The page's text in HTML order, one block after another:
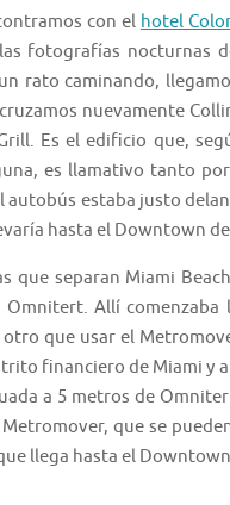
con el hotel
fotografías
rato caminando,
nuevamente
Es el edificio que,
es llamativo tanto
estaba justo
hasta el Downtown
que separan Miami
Allí
que usar el
financiero de Miami y
a 5 metros de
que se
llega hasta el